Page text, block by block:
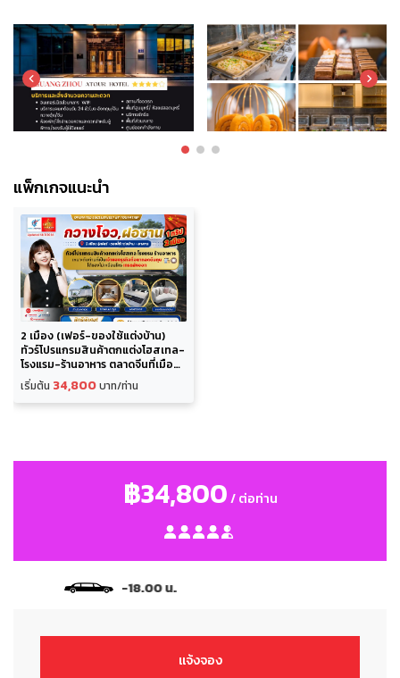
แพ็กเกจแนะนำ
2 เมือง (เฟอร์-ของใช้แต่งบ้าน)
ทัวร์โปรแกรมสินค้าตกแต่งโฮสเทล-
โรงแรม-ร้านอาหาร ตลาดจีนที่เมือง
ฝอซาน+เมืองกวางโจว (รวมรถรับ-
ส่งระหว่างเมือง 2 วัน) เดินงาน 3 วัน
เริ่มต้น 34,800บาท/ท่าน
฿34,800/ ต่อท่าน
การ 1 วัน 9.00-18.00 น.
แจ้งจอง